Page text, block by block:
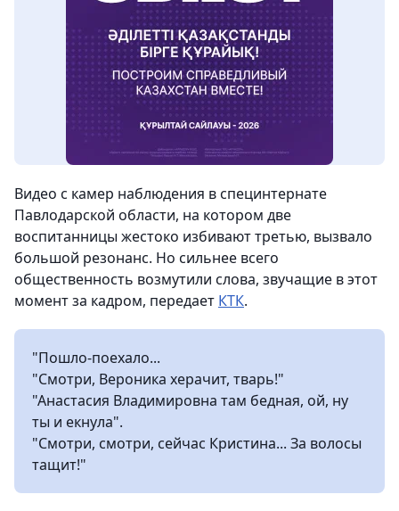
Видео с камер наблюдения в специнтернате
Павлодарской области, на котором две
воспитанницы жестоко избивают третью, вызвало
большой резонанс. Но сильнее всего
общественность возмутили слова, звучащие в этот
момент за кадром, передает КТК.
"Пошло-поехало...
"Смотри, Вероника херачит, тварь!"
"Анастасия Владимировна там бедная, ой, ну
ты и екнула".
"Смотри, смотри, сейчас Кристина... За волосы
тащит!"